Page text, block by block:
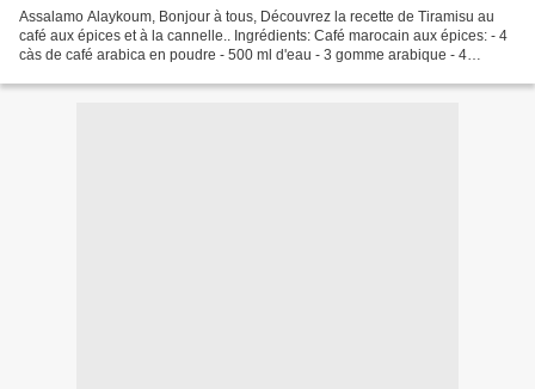
Assalamo Alaykoum, Bonjour à tous, Découvrez la recette de Tiramisu au
café aux épices et à la cannelle.. Ingrédients: Café marocain aux épices: - 4
càs de café arabica en poudre - 500 ml d'eau - 3 gomme arabique - 4